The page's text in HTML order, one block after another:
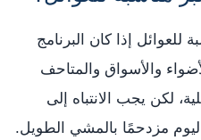
للعوائل إذا كان البرنامج
والأسواق والمتاحف
لكن يجب الانتباه إلى
مزدحمًا بالمشي الطويل.